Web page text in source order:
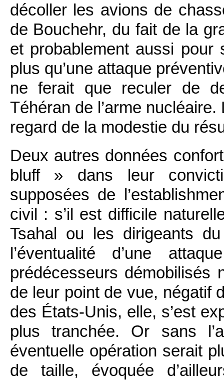
décoller les avions de
de Bouchehr, du fait de la
et probablement aussi pour
plus qu’une attaque
ne ferait que reculer de
Téhéran de l’arme
regard de la modestie du
Deux autres données
bluff » dans leur
supposées de
civil : s’il est difficile
Tsahal ou les dirigeants
l’éventualité d’une
prédécesseurs
de leur point de vue, négatif
des États-Unis, elle, s’est
plus tranchée. Or sans
éventuelle opération serait
de taille, évoquée